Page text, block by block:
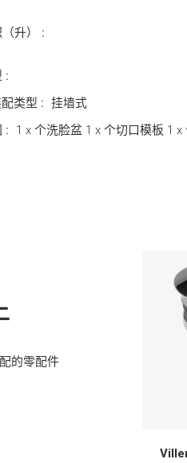
升） :
:
类型 : 挂墙式
:
1 x 个洗脸盆 1 x 个切口模板 1 x
的零配件